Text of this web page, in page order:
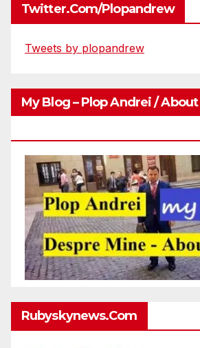
Twitter.com/plopandrew
Tweets by plopandrew
My Blog – Plop Andrei / About
Rubyskynews.com